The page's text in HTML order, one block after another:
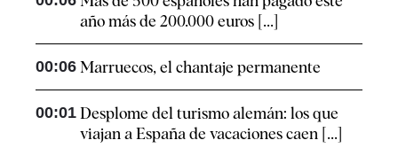
año más de 200.000 euros [...]
00:06 Marruecos, el chantaje permanente
00:01 Desplome del turismo alemán: los que
viajan a España de vacaciones caen [...]